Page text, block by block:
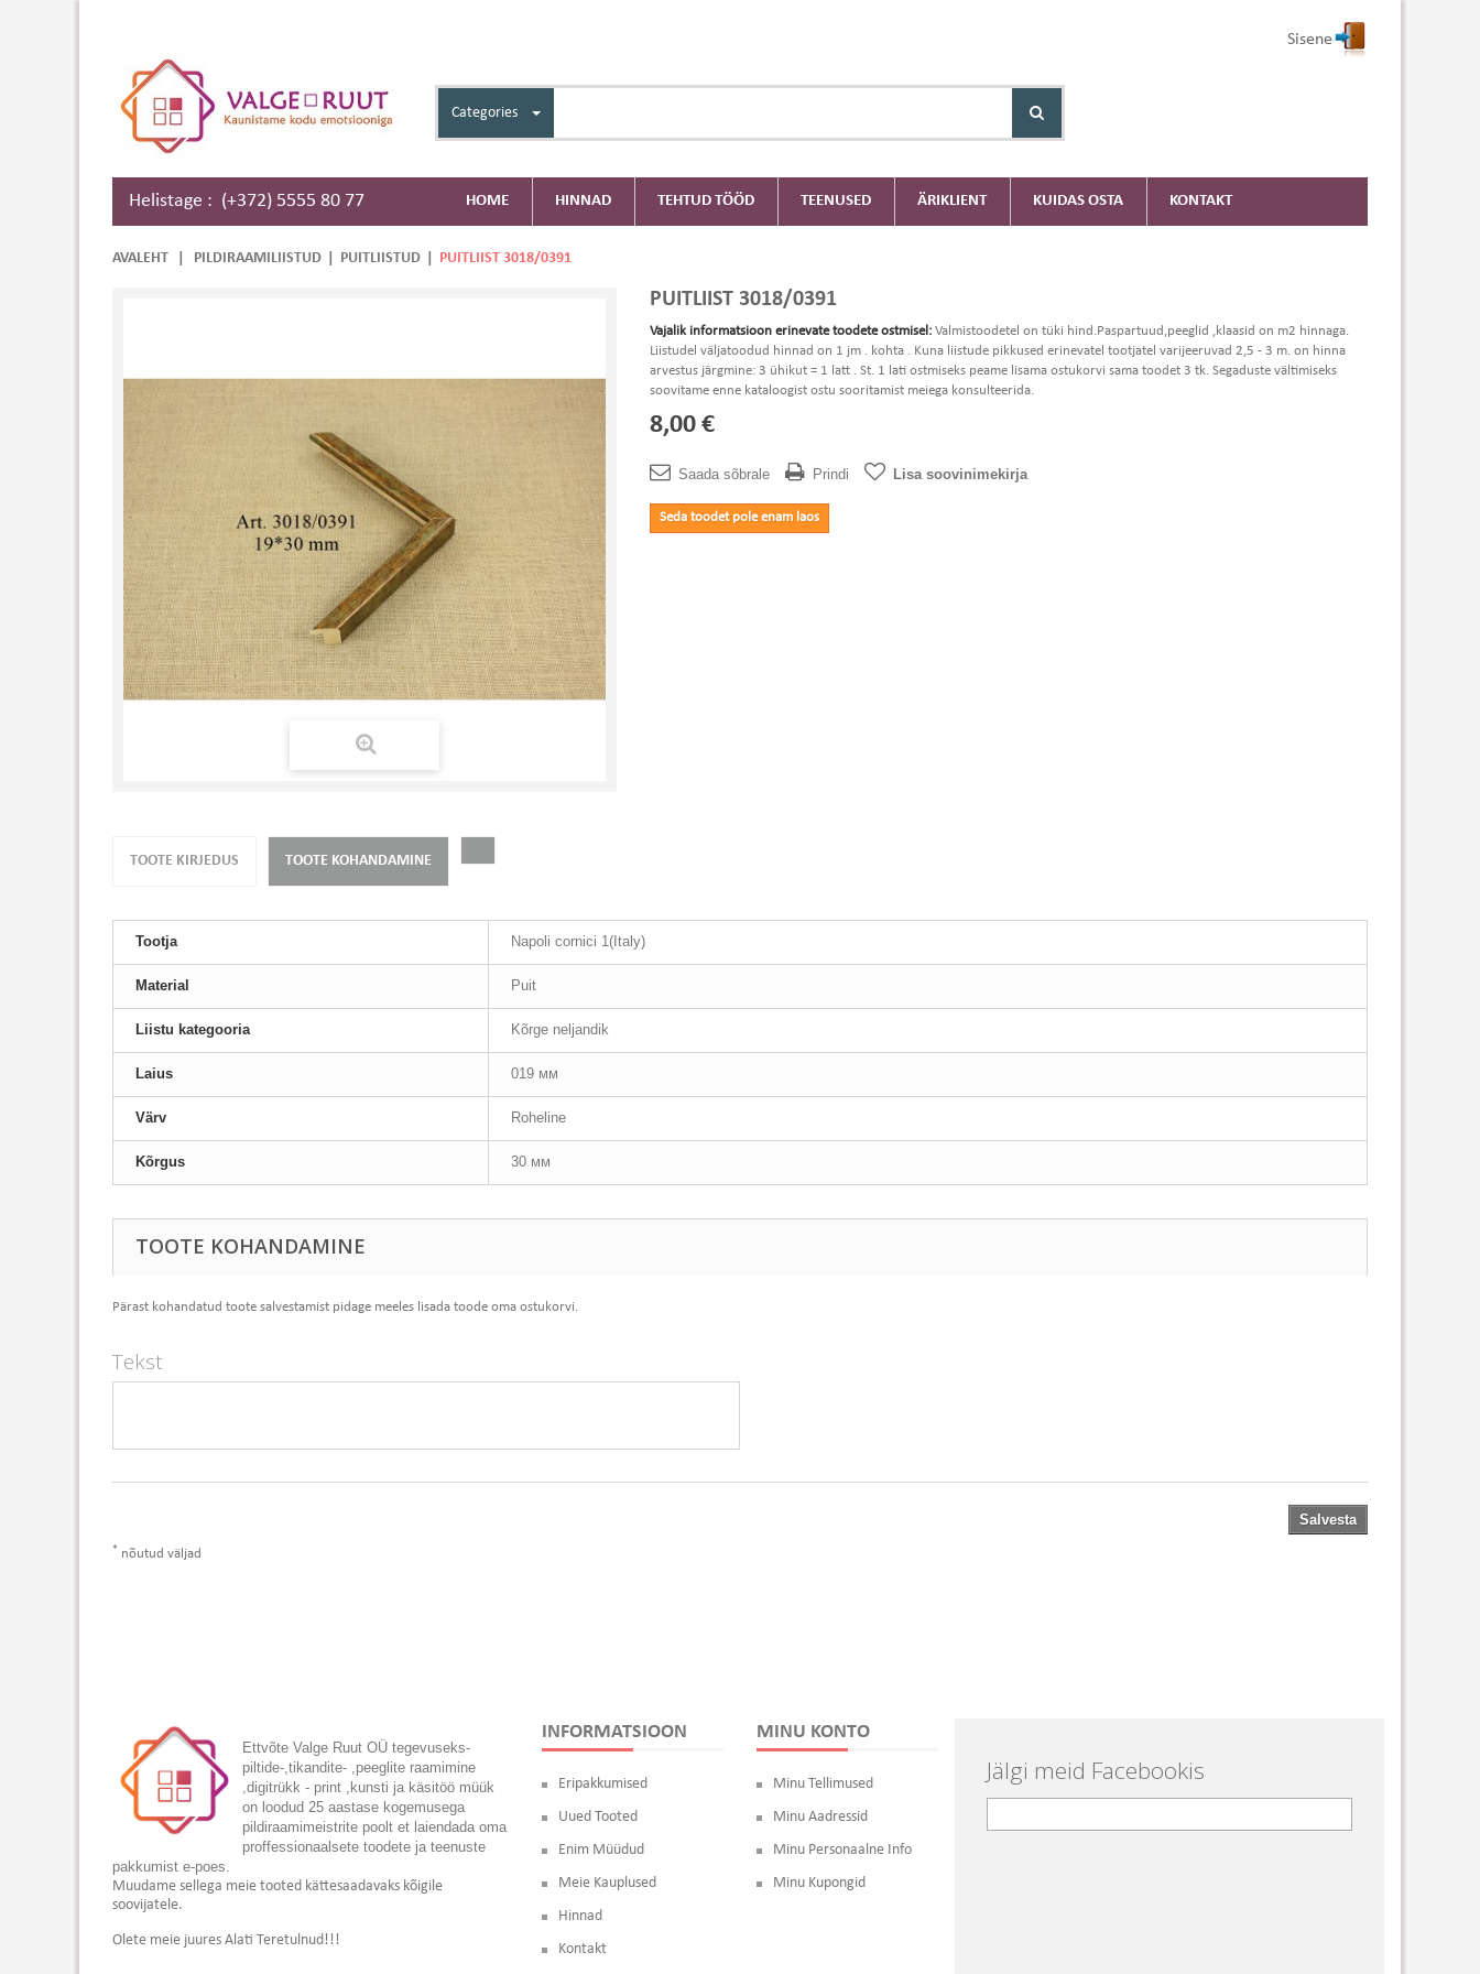
Sisene
Categories
Helistage : (+372) 5555 80 77 HOME HINNAD TEHTUD TÖÖD TEENUSED ÄRIKLIENT KUIDAS OSTA KONTAKT
AVALEHT PILDIRAAMILIISTUD PUITLIISTUD PUITLIIST 3018/0391
PUITLIIST 3018/0391
Vajalik informatsioon erinevate toodete ostmisel: Valmistoodetel on tüki hind.Paspartuud,peeglid ,klaasid on m2 hinnaga.
Liistudel väljatoodud hinnad on 1 jm . kohta . Kuna liistude pikkused erinevatel tootjatel varijeeruvad 2,5 - 3 m. on hinna
arvestus järgmine: 3 ühikut = 1 latt . St. 1 lati ostmiseks peame lisama ostukorvi sama toodet 3 tk. Segaduste vältimiseks
soovitame enne kataloogist ostu sooritamist meiega konsulteerida.
8,00 €
Saada sõbrale Prindi Lisa soovinimekirja
Seda toodet pole enam laos
TOOTE KIRJEDUS TOOTE KOHANDAMINE
Tootja Napoli cornici 1(Italy)
Material Puit
Liistu kategooria Kõrge neljandik
Laius 019 мм
Värv Roheline
Kõrgus 30 мм
TOOTE KOHANDAMINE
Pärast kohandatud toote salvestamist pidage meeles lisada toode oma ostukorvi.
Tekst
Salvesta
* nõutud väljad
Ettvõte Valge Ruut OÜ tegevuseks-
piltide-,tikandite- ,peeglite raamimine
,digitrükk - print ,kunsti ja käsitöö müük
on loodud 25 aastase kogemusega
pildiraamimeistrite poolt et laiendada oma
proffessionaalsete toodete ja teenuste
pakkumist e-poes.
Muudame sellega meie tooted kättesaadavaks kõigile
soovijatele.
Olete meie juures Alati Teretulnud!!!
INFORMATSIOON
Eripakkumised
Uued Tooted
Enim Müüdud
Meie Kauplused
Hinnad
Kontakt
MINU KONTO
Minu Tellimused
Minu Aadressid
Minu Personaalne Info
Minu Kupongid
Jälgi meid Facebookis